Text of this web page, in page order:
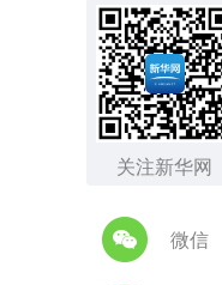
关注新华网
微信